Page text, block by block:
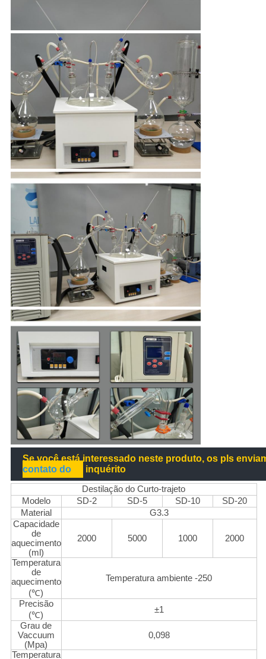
Se você está interessado neste produto, os pls
contato do
inquérito
Destilação do Curto-trajeto
Modelo
SD-2 SD-5 SD-10
SD-20
Material
G3.3
Capacidade
de
aquecimento
(ml)
2000 5000 1000 2000
Temperatura
de
aquecimento
(℃)
Temperatura ambiente -250
Precisão
(℃)
±1
Grau de
Vaccuum
(Mpa)
0,098
Temperatura